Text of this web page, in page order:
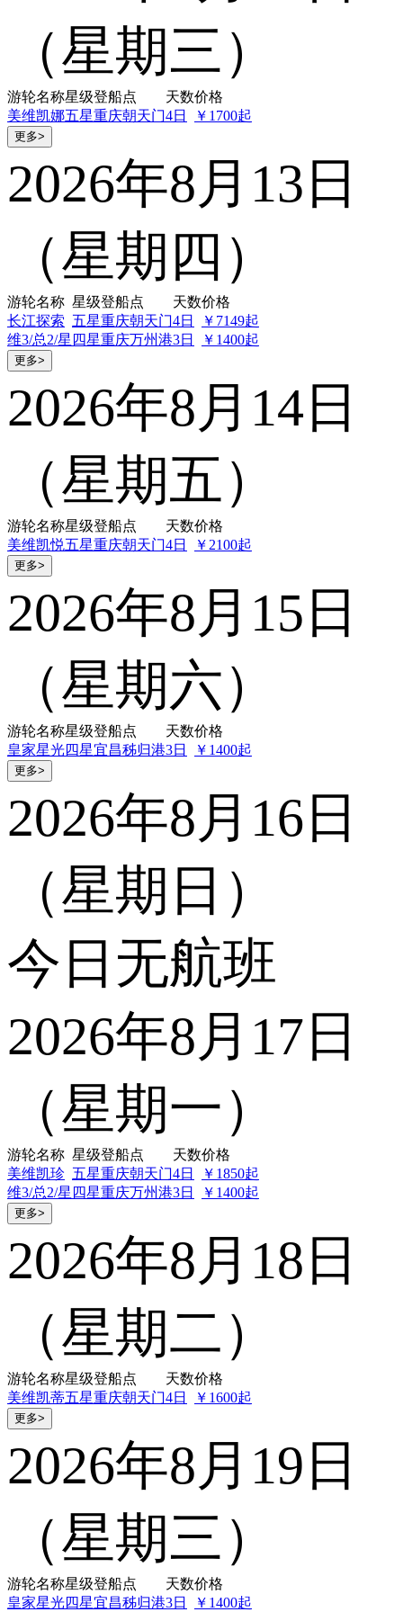
（星期三）
游轮名称星级登船点 天数价格
美维凯娜五星重庆朝天门4日 ￥1700起
更多>
2026年8月13日
（星期四）
游轮名称 星级登船点 天数价格
长江探索 五星重庆朝天门4日
￥7149起
维3/总2/星 四星重庆万州港3日 ￥1400起
更多>
2026年8月14日
（星期五）
游轮名称星级登船点 天数价格
美维凯悦五星重庆朝天门4日 ￥2100起
更多>
2026年8月15日
（星期六）
游轮名称星级登船点 天数价格
皇家星光四星宜昌秭归港3日 ￥1400起
更多>
2026年8月16日
（星期日）
今日无航班
2026年8月17日
（星期一）
游轮名称 星级登船点 天数价格
美维凯珍 五星重庆朝天门4日
￥1850起
维3/总2/星 四星重庆万州港3日 ￥1400起
更多>
2026年8月18日
（星期二）
游轮名称星级登船点 天数价格
美维凯蒂五星重庆朝天门4日 ￥1600起
更多>
2026年8月19日
（星期三）
游轮名称星级登船点 天数价格
皇家星光四星宜昌秭归港3日
￥1400起